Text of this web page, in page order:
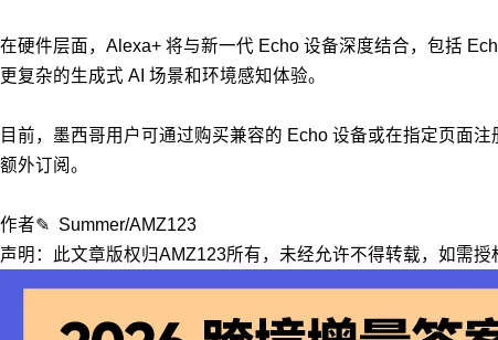
在硬件层面，Alexa+ 将与新一代 Echo 设备深度结合，包括
更复杂的生成式 AI 场景和环境感知体验。
目前，墨西哥用户可通过购买兼容的 Echo 设备或在指定页面
额外订阅。
作者✎ Summer/AMZ123
声明：此文章版权归AMZ123所有，未经允许不得转载，如需